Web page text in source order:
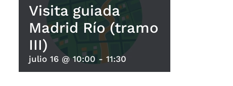
Visita guiada
Madrid Río (tramo
III)
julio 16 @ 10:00 - 11:30